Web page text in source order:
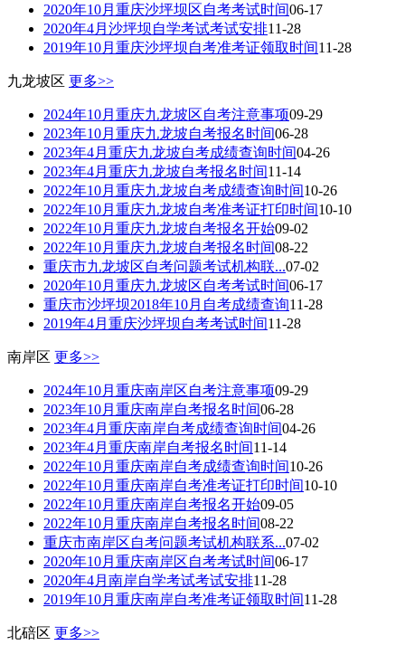
2020年10月重庆沙坪坝区自考考试时间06-17
2020年4月沙坪坝自学考试考试安排11-28
2019年10月重庆沙坪坝自考准考证领取时间11-28
九龙坡区 更多>>
2024年10月重庆九龙坡区自考注意事项09-29
2023年10月重庆九龙坡自考报名时间06-28
2023年4月重庆九龙坡自考成绩查询时间04-26
2023年4月重庆九龙坡自考报名时间11-14
2022年10月重庆九龙坡自考成绩查询时间10-26
2022年10月重庆九龙坡自考准考证打印时间10-10
2022年10月重庆九龙坡自考报名开始09-02
2022年10月重庆九龙坡自考报名时间08-22
重庆市九龙坡区自考问题考试机构联...07-02
2020年10月重庆九龙坡区自考考试时间06-17
重庆市沙坪坝2018年10月自考成绩查询11-28
2019年4月重庆沙坪坝自考考试时间11-28
南岸区 更多>>
2024年10月重庆南岸区自考注意事项09-29
2023年10月重庆南岸自考报名时间06-28
2023年4月重庆南岸自考成绩查询时间04-26
2023年4月重庆南岸自考报名时间11-14
2022年10月重庆南岸自考成绩查询时间10-26
2022年10月重庆南岸自考准考证打印时间10-10
2022年10月重庆南岸自考报名开始09-05
2022年10月重庆南岸自考报名时间08-22
重庆市南岸区自考问题考试机构联系...07-02
2020年10月重庆南岸区自考考试时间06-17
2020年4月南岸自学考试考试安排11-28
2019年10月重庆南岸自考准考证领取时间11-28
北碚区 更多>>